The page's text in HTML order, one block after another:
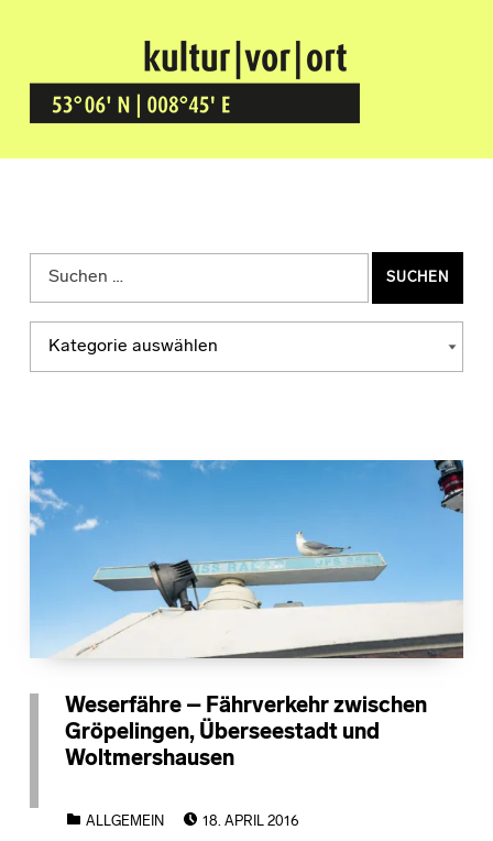
Kultur Vor Ort
BREMEN GRÖPELINGEN
Suchen nach:
KATEGORIEN
Kategorien
Weserfähre – Fährverkehr zwischen
Gröpelingen, Überseestadt und
Woltmershausen
ALLGEMEIN
18. APRIL 2016